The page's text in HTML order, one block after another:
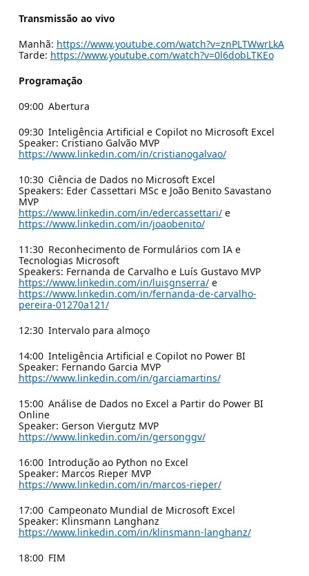
Transmissão ao vivo
Manhã: https://www.youtube.com/watch?v=znPLTWwrLkA
Tarde: https://www.youtube.com/watch?v=0l6dobLTKEo
Programação
09:00 Abertura
09:30 Inteligência Artificial e Copilot no Microsoft Excel
Speaker: Cristiano Galvão MVP
https://www.linkedin.com/in/cristianogalvao/
10:30 Ciência de Dados no Microsoft Excel
Speakers: Eder Cassettari MSc e João Benito Savastano
MVP
https://www.linkedin.com/in/edercassettari/e
https://www.linkedin.com/in/joaobenito/
11:30 Reconhecimento de Formulários com IA e
Tecnologias Microsoft
Speakers: Fernanda de Carvalho e Luís Gustavo MVP
https://www.linkedin.com/in/luisgnserra/e
https://www.linkedin.com/in/fernanda-de-carvalho-
pereira-01270a121/
12:30 Intervalo para almoço
14:00 Inteligência Artificial e Copilot no Power BI
Speaker: Fernando Garcia MVP
https://www.linkedin.com/in/garciamartins/
15:00 Análise de Dados no Excel a Partir do Power BI
Online
Speaker: Gerson Viergutz MVP
https://www.linkedin.com/in/gersonggv/
16:00 Introdução ao Python no Excel
Speaker: Marcos Rieper MVP
https://www.linkedin.com/in/marcos-rieper/
17:00 Campeonato Mundial de Microsoft Excel
Speaker: Klinsmann Langhanz
https://www.linkedin.com/in/klinsmann-langhanz/
18:00 FIM